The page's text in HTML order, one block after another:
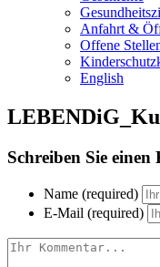
Anfahrt &
Offene
English
Schreiben Sie
Name (required)
E-Mail (required)